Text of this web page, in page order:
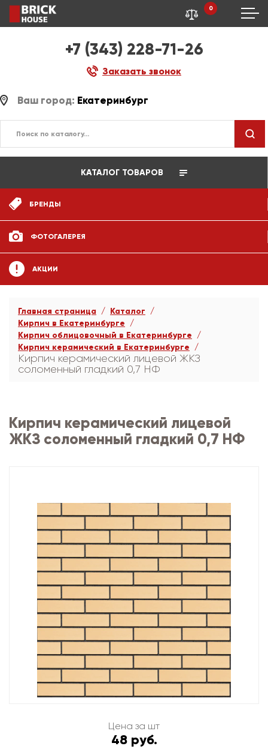
+7 (343) 228-71-26
Заказать звонок
0
Ваш город: Екатеринбург
КАТАЛОГ ТОВАРОВ
БРЕНДЫ
ФОТОГАЛЕРЕЯ
АКЦИИ
Главная страница
Каталог
Кирпич в Екатеринбурге
Кирпич облицовочный в Екатеринбурге
Кирпич керамический в Екатеринбурге
Кирпич керамический лицевой ЖКЗ
соломенный гладкий 0,7 НФ
Кирпич керамический лицевой
ЖКЗ соломенный гладкий 0,7 НФ
Цена за шт
48 руб.